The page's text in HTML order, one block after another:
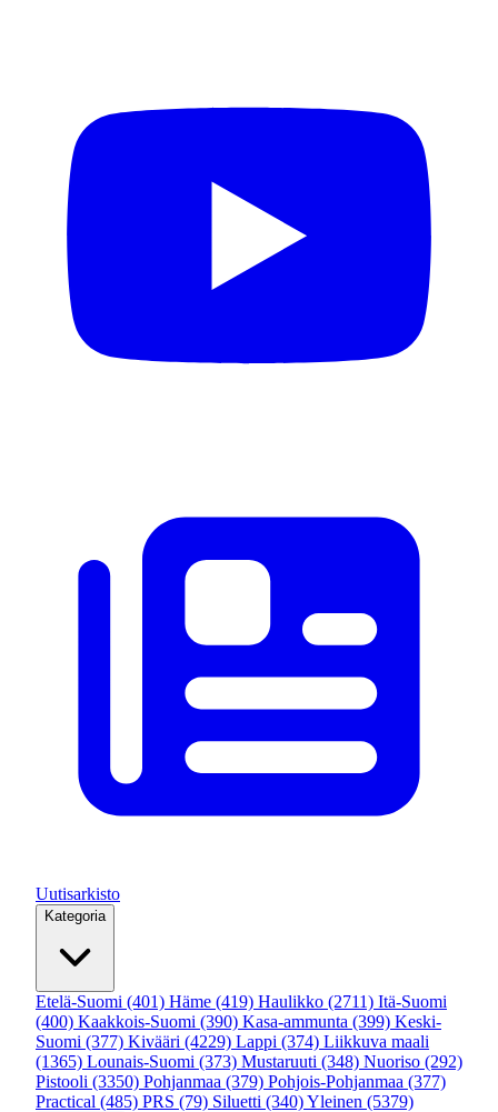
Uutisarkisto
Kategoria
Etelä-Suomi (401) Häme (419) Haulikko (2711) Itä-Suomi
(400) Kaakkois-Suomi (390) Kasa-ammunta (399) Keski-
Suomi (377) Kivääri (4229) Lappi (374) Liikkuva maali
(1365) Lounais-Suomi (373) Mustaruuti (348) Nuoriso (292)
Pistooli (3350) Pohjanmaa (379) Pohjois-Pohjanmaa (377)
Practical (485) PRS (79) Siluetti (340)Yleinen (5379)